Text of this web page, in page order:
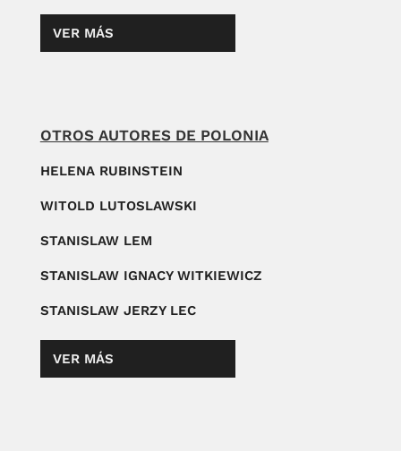
VER MÁS
OTROS AUTORES DE POLONIA
HELENA RUBINSTEIN
WITOLD LUTOSLAWSKI
STANISLAW LEM
STANISLAW IGNACY WITKIEWICZ
STANISLAW JERZY LEC
VER MÁS